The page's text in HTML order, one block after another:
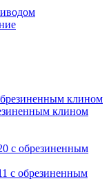
клином
клином
с обрезиненным
с обрезиненным